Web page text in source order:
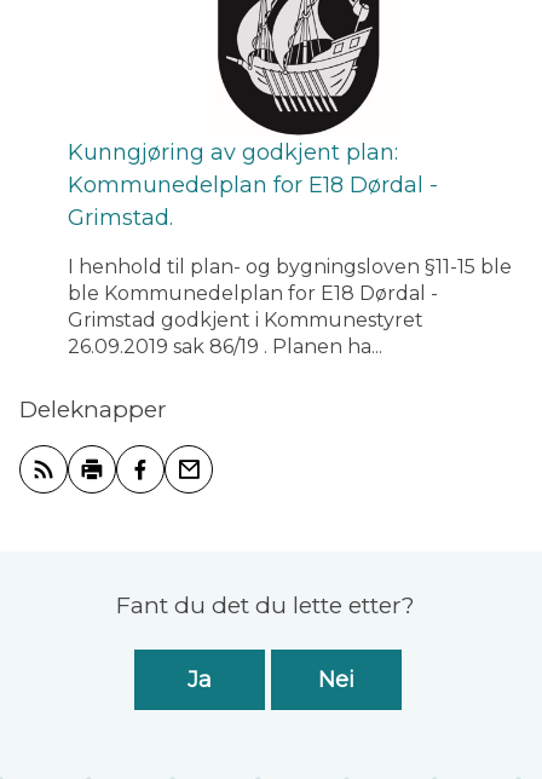
Kunngjøring av godkjent plan:
Kommunedelplan for E18 Dørdal -
Grimstad.
I henhold til plan- og bygningsloven §11-15 ble
ble Kommunedelplan for E18 Dørdal -
Grimstad godkjent i Kommunestyret
26.09.2019 sak 86/19 . Planen ha...
Deleknapper
Fant du det du lette etter?
Ja Nei